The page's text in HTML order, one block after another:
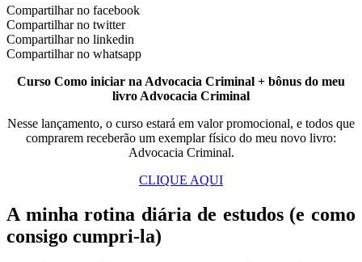
Compartilhar no facebook
Compartilhar no twitter
Compartilhar no linkedin
Compartilhar no whatsapp
Curso Como iniciar na Advocacia Criminal + bônus do meu
livro Advocacia Criminal
Nesse lançamento, o curso estará em valor promocional, e todos que
comprarem receberão um exemplar físico do meu novo livro:
Advocacia Criminal.
CLIQUE AQUI
A minha rotina diária de estudos (e como
consigo cumpri-la)